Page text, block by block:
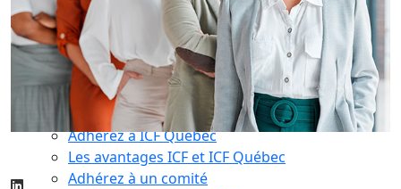
Compétences essentielles
La formation
Le processus de certification
Choisir son coach mentor
Je suis coach
Devenez membre ICF Mondial
Adhérez à ICF Québec
Les avantages ICF et ICF Québec
Adhérez à un comité